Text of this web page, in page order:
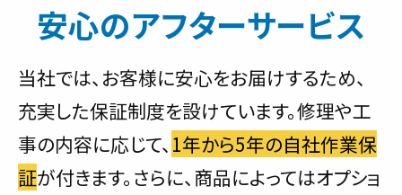
安心のアフターサービス
当社では、お客様に安心をお届けするため、
充実した保証制度を設けています。修理や工
事の内容に応じて、 1年から5年の自社作業保
証が付きます。さらに、商品によってはオプショ